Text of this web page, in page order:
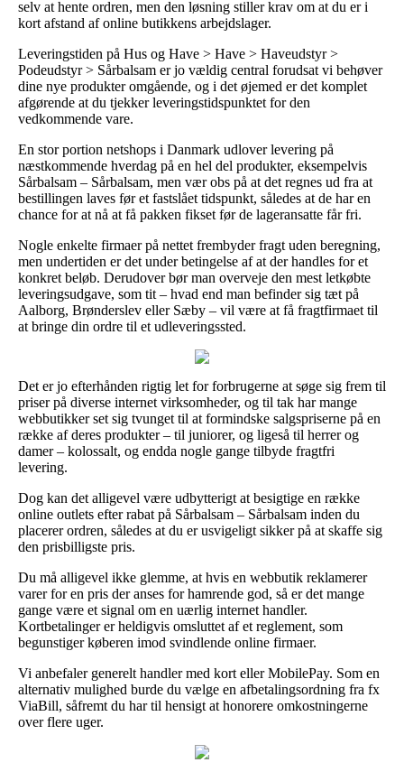
selv at hente ordren, men den løsning stiller krav om at du er i
kort afstand af online butikkens arbejdslager.
Leveringstiden på Hus og Have > Have > Haveudstyr >
Podeudstyr > Sårbalsam er jo vældig central forudsat vi behøver
dine nye produkter omgående, og i det øjemed er det komplet
afgørende at du tjekker leveringstidspunktet for den
vedkommende vare.
En stor portion netshops i Danmark udlover levering på
næstkommende hverdag på en hel del produkter, eksempelvis
Sårbalsam – Sårbalsam, men vær obs på at det regnes ud fra at
bestillingen laves før et fastslået tidspunkt, således at de har en
chance for at nå at få pakken fikset før de lageransatte får fri.
Nogle enkelte firmaer på nettet frembyder fragt uden beregning,
men undertiden er det under betingelse af at der handles for et
konkret beløb. Derudover bør man overveje den mest letkøbte
leveringsudgave, som tit – hvad end man befinder sig tæt på
Aalborg, Brønderslev eller Sæby – vil være at få fragtfirmaet til
at bringe din ordre til et udleveringssted.
Det er jo efterhånden rigtig let for forbrugerne at søge sig frem til
priser på diverse internet virksomheder, og til tak har mange
webbutikker set sig tvunget til at formindske salgspriserne på en
række af deres produkter – til juniorer, og ligeså til herrer og
damer – kolossalt, og endda nogle gange tilbyde fragtfri
levering.
Dog kan det alligevel være udbytterigt at besigtige en række
online outlets efter rabat på Sårbalsam – Sårbalsam inden du
placerer ordren, således at du er usvigeligt sikker på at skaffe sig
den prisbilligste pris.
Du må alligevel ikke glemme, at hvis en webbutik reklamerer
varer for en pris der anses for hamrende god, så er det mange
gange være et signal om en uærlig internet handler.
Kortbetalinger er heldigvis omsluttet af et reglement, som
begunstiger køberen imod svindlende online firmaer.
Vi anbefaler generelt handler med kort eller MobilePay. Som en
alternativ mulighed burde du vælge en afbetalingsordning fra fx
ViaBill, såfremt du har til hensigt at honorere omkostningerne
over flere uger.